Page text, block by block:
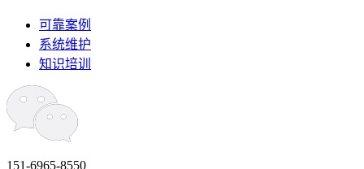
可靠案例
系统维护
知识培训
151-6965-8550